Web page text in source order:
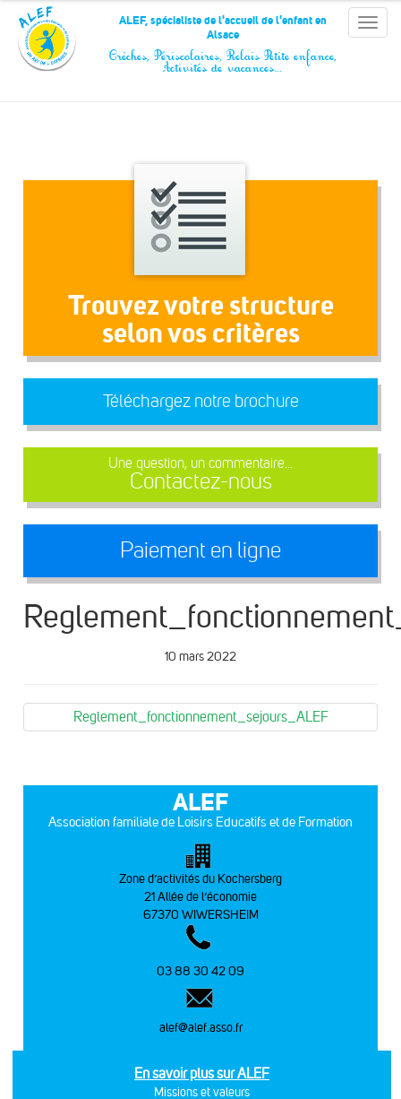
Panneau de gestion des cookies
Toggle
ALEF, spécialiste de l'accueil de l'enfant en
Alsace
Crèches, Périscolaires, Relais Petite enfance,
Activités de vacances…
Trouvez votre structure
selon vos critères
Téléchargez notre brochure
Une question, un commentaire...
Contactez-nous
Paiement en ligne
10 mars 2022
Reglement_fonctionnement_sejours_ALEF
ALEF
Association familiale de Loisirs Educatifs et de Formation
Zone d’activités du Kochersberg
21 Allée de l’économie
67370 WIWERSHEIM
03 88 30 42 09
alef@alef.asso.fr
En savoir plus sur ALEF
Missions et valeurs